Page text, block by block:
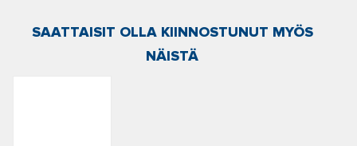
SAATTAISIT OLLA KIINNOSTUNUT MYÖS
NÄISTÄ